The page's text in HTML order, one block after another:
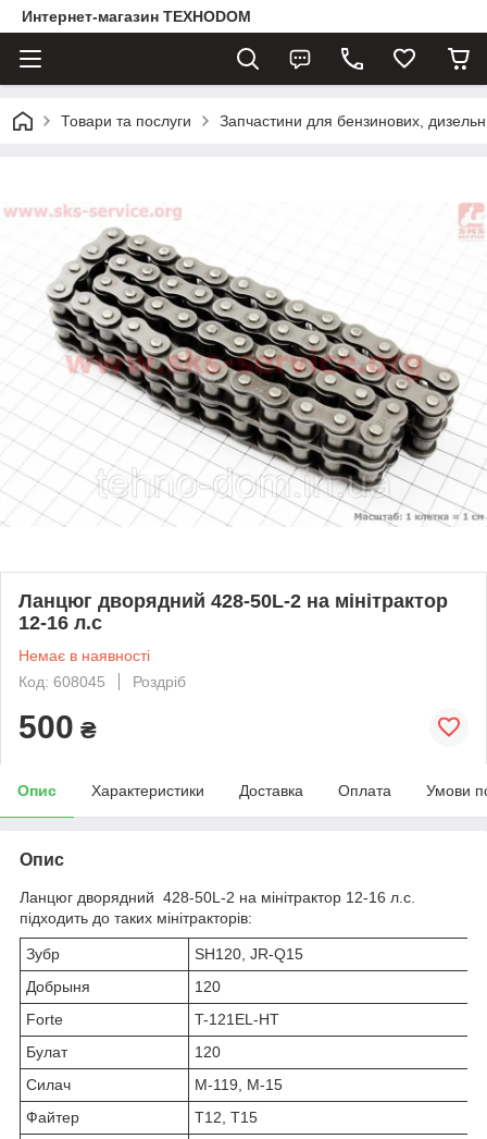
Интернет-магазин ТЕХНОDOM
Товари та послуги Запчастини для бензинових,
Ланцюг дворядний 428-50L-2 на мінітрактор
12-16 л.с
Немає в наявності
Код: 608045
Роздріб
500 ₴
Опис Характеристики Доставка Оплата Умови
Опис
Ланцюг дворядний 428-50L-2 на мінітрактор 12-16 л.с.
підходить до таких мінітракторів:
Зубр
SH120, JR-Q15
Добрыня
120
Forte
T-121EL-HT
Булат
120
Силач
М-119, М-15
Файтер
Т12, Т15